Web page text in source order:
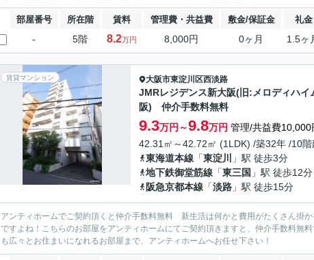
部屋番号 所在階 賃料 管理費・共益費 敷金/保証金 礼金
- 5階 8.2万円 8,000円 0ヶ月 1.5ヶ
賃貸マンション 大阪市東淀川区西淡路
JMRレジデンス新大阪(旧:メロディハイ
阪) 仲介手数料無料
9.3万円～9.8万円 管理/共益費10,000
42.31㎡～42.72㎡ (1LDK) /築32年 /10階
東海道本線 「東淀川
」駅 徒歩3分
地下鉄御堂筋線 「東三国 」駅 徒歩12分
阪急京都本線 「淡路 」駅 徒歩15分
アンティホームでご契約頂くと仲介手数料無料 新生活は何かと費用がたくさん掛
ですよね！こちらのお部屋をアンティホームにてご契約頂きますと、仲介手数料無
も広々とお住まいになれるお部屋まで、アンティホームへお任せ下さい！